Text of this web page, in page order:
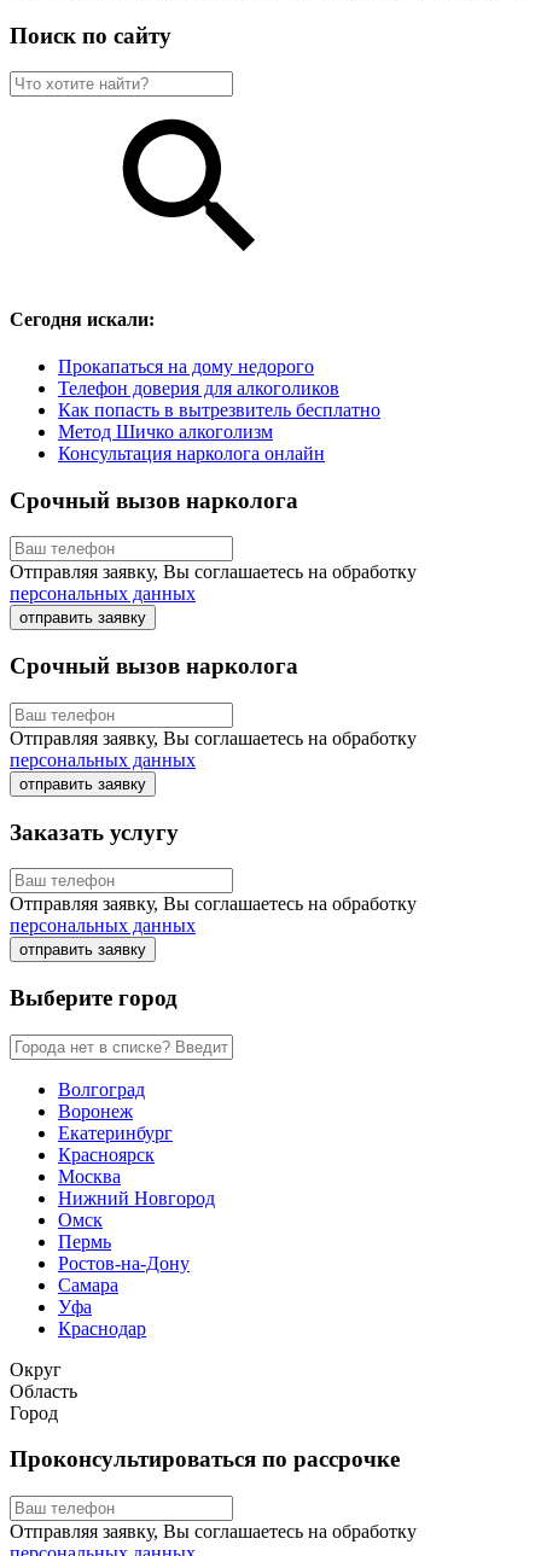
Поиск по сайту
Сегодня искали:
Прокапаться на дому недорого
Телефон доверия для алкоголиков
Как попасть в вытрезвитель бесплатно
Метод Шичко алкоголизм
Консультация нарколога онлайн
Срочный вызов нарколога
Отправляя заявку, Вы соглашаетесь на обработку
персональных данных
отправить заявку
Срочный вызов нарколога
Отправляя заявку, Вы соглашаетесь на обработку
персональных данных
отправить заявку
Заказать услугу
Отправляя заявку, Вы соглашаетесь на обработку
персональных данных
отправить заявку
Выберите город
Волгоград
Воронеж
Екатеринбург
Красноярск
Москва
Нижний Новгород
Омск
Пермь
Ростов-на-Дону
Самара
Уфа
Краснодар
Округ
Область
Город
Проконсультироваться по рассрочке
Отправляя заявку, Вы соглашаетесь на обработку